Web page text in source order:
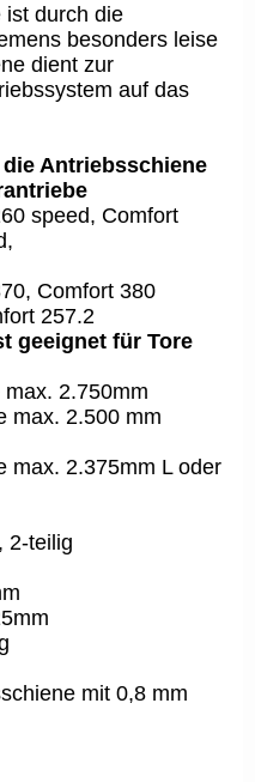
ist durch die
besonders leise
dient zur
auf das
Antriebsschiene
speed, Comfort
Comfort 380
257.2
geeignet für Tore
2.750mm
max. 2.500 mm
max. 2.375mm L oder
2-teilig
mit 0,8 mm